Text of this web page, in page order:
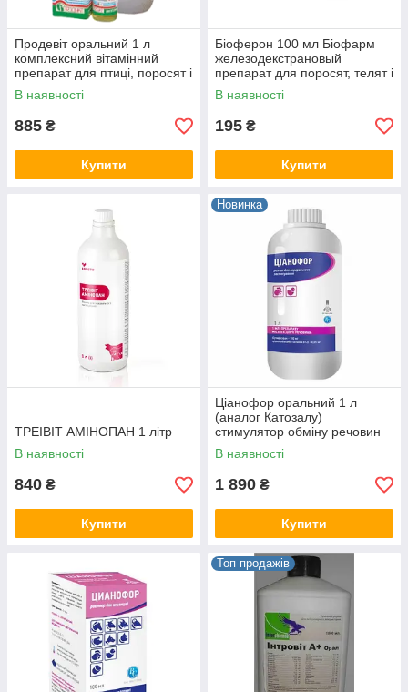
Продевіт оральний 1 л
комплексний вітамінний
препарат для птиці, поросят і
телят
В наявності
885 ₴
Купити
Біоферон 100 мл Біофарм
железодекстрановый
препарат для поросят, телят і
ягнят
В наявності
195 ₴
Купити
ТРЕІВІТ АМІНОПАН 1 літр
В наявності
840 ₴
Купити
Новинка
Ціанофор оральний 1 л
(аналог Катозалу)
стимулятор обміну речовин
тварин.
В наявності
1 890 ₴
Купити
Топ продажів